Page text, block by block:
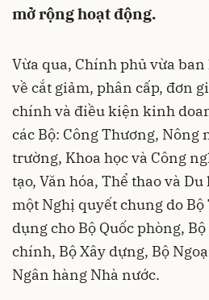
mở rộng hoạt động.
Vừa qua, Chính phủ vừa
về cắt giảm, phân cấp, đơn
chính và điều kiện kinh
các Bộ: Công Thương, Nông
trường, Khoa học và Công
tạo, Văn hóa, Thể thao và
một Nghị quyết chung do
dụng cho Bộ Quốc phòng,
chính, Bộ Xây dựng, Bộ
Ngân hàng Nhà nước.